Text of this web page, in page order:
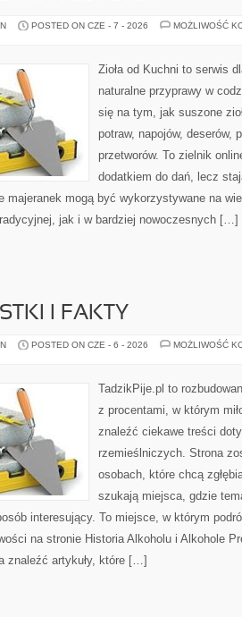
POSTED ON CZE - 7 - 2026
MOŻLIWOŚĆ
Zioła od Kuchni to serwis
naturalne przyprawy w
się na tym, jak suszone
potraw, napojów, deserów,
przetworów. To zielnik
dodatkiem do dań, lecz
majeranek mogą być wykorzystywane na
jak i w bardziej nowoczesnych […]
I FAKTY
POSTED ON CZE - 6 - 2026
MOŻLIWOŚĆ
TadzikPije.pl to
z procentami, w którym
znaleźć ciekawe treści
rzemieślniczych. Strona
osobach, które chcą
szukają miejsca, gdzie
interesujący. To miejsce, w którym
na stronie Historia Alkoholu i Alkohole
znaleźć artykuły, które […]